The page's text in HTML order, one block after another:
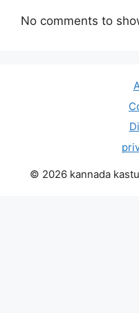
No comments to
© 2026 kannada